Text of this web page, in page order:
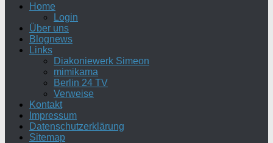
Home
Login
Über uns
Blognews
Links
Diakoniewerk Simeon
mimikama
Berlin 24 TV
Verweise
Kontakt
Impressum
Datenschutzerklärung
Sitemap